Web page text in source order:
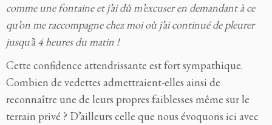
comme une fontaine et j’ai dû m’excuser en demandant à ce
qu’on me raccompagne chez moi où j’ai continué de pleurer
jusqu’à 4 heures du matin !
Cette confidence attendrissante est fort sympathique.
Combien de vedettes admettraient-elles ainsi de
reconnaître une de leurs propres faiblesses même sur le
terrain privé ? D’ailleurs celle que nous évoquons ici avec